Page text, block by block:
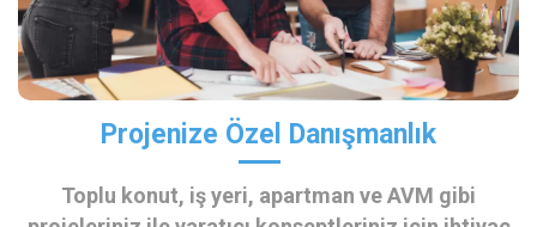
Projenize Özel Danışmanlık
Toplu konut, iş yeri, apartman ve AVM gibi